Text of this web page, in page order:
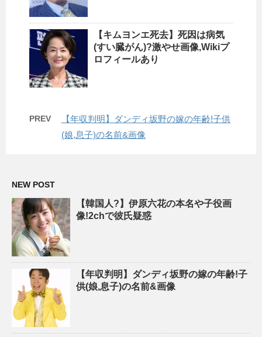
【キムヨンエ死去】死因は病気
(すい臓がん)?激やせ画像,Wikiプ
ロフィールあり
PREV
【年収判明】ダンディ坂野の嫁の年齢!子供
(娘,息子)の名前&画像
NEW POST
【韓国人?】伊原六花の本名や子役画
像!2chで彼氏疑惑
【年収判明】ダンディ坂野の嫁の年齢!子
供(娘,息子)の名前&画像